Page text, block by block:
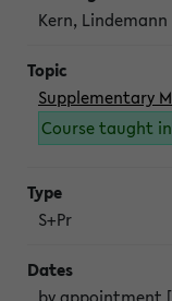
Kern, Lindemann
Supplementary
Course taught
S+Pr